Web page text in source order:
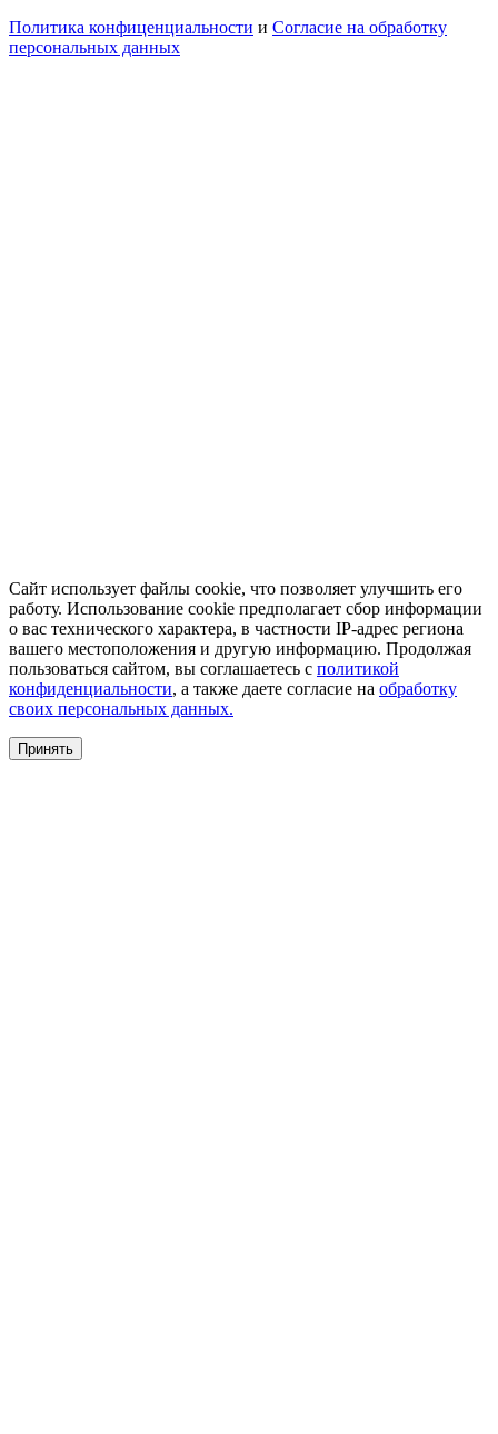
Политика конфиценциальности и Согласие на обработку
персональных данных
Сайт использует файлы cookie, что позволяет улучшить его
работу. Использование cookie предполагает сбор информации
о вас технического характера, в частности IP-адрес региона
вашего местоположения и другую информацию. Продолжая
пользоваться сайтом, вы соглашаетесь с политикой
конфиденциальности, а также даете согласие на обработку
своих персональных данных.
Принять